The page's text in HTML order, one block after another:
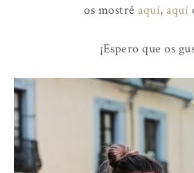
os mostré aquí, aquí
¡Espero que os